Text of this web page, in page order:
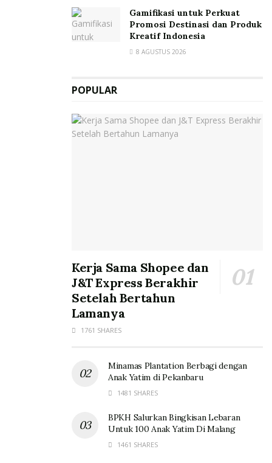
Gamifikasi untuk Perkuat
Promosi Destinasi dan Produk
Kreatif Indonesia
8 AGUSTUS 2026
POPULAR
Kerja Sama Shopee dan
J&T Express Berakhir
Setelah Bertahun
Lamanya
1761 SHARES
Minamas Plantation Berbagi dengan
Anak Yatim di Pekanbaru
1481 SHARES
BPKH Salurkan Bingkisan Lebaran
Untuk 100 Anak Yatim Di Malang
1461 SHARES